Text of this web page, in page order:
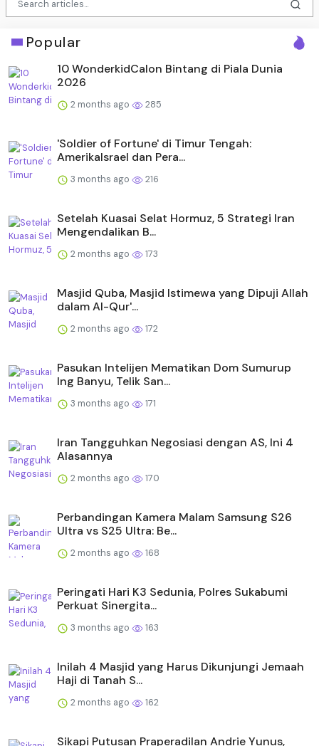
Popular
10 WonderkidCalon Bintang di Piala Dunia
2026
2 months ago 285
'Soldier of Fortune' di Timur Tengah:
AmerikaIsrael dan Pera...
3 months ago 216
Setelah Kuasai Selat Hormuz, 5 Strategi Iran
Mengendalikan B...
2 months ago 173
Masjid Quba, Masjid Istimewa yang Dipuji Allah
dalam Al-Qur'...
2 months ago 172
Pasukan Intelijen Mematikan Dom Sumurup
Ing Banyu, Telik San...
3 months ago 171
Iran Tangguhkan Negosiasi dengan AS, Ini 4
Alasannya
2 months ago 170
Perbandingan Kamera Malam Samsung S26
Ultra vs S25 Ultra: Be...
2 months ago 168
Peringati Hari K3 Sedunia, Polres Sukabumi
Perkuat Sinergita...
3 months ago 163
Inilah 4 Masjid yang Harus Dikunjungi Jemaah
Haji di Tanah S...
2 months ago 162
Sikapi Putusan Praperadilan Andrie Yunus,